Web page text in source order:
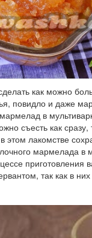
как можно
повидло и даже
в
съесть как
этом лакомстве
мармелада в
приготовления
так как в